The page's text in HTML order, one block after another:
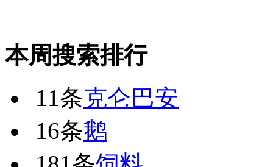
本周搜索排行
11条克仑巴安
16条鹅